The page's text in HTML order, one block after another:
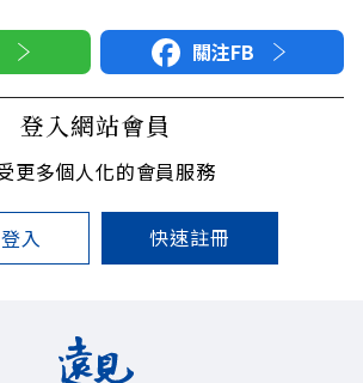
關注FB
登入網站會員
更多個人化的會員服務
入 快速註冊